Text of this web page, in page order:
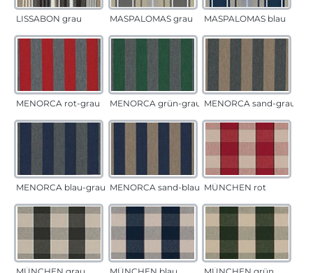
LISSABON grau MASPALOMAS grau MASPALOMAS blau
MENORCA rot-grau MENORCA grün-grau MENORCA sand-grau
MENORCA blau-grau MENORCA sand-blau MÜNCHEN rot